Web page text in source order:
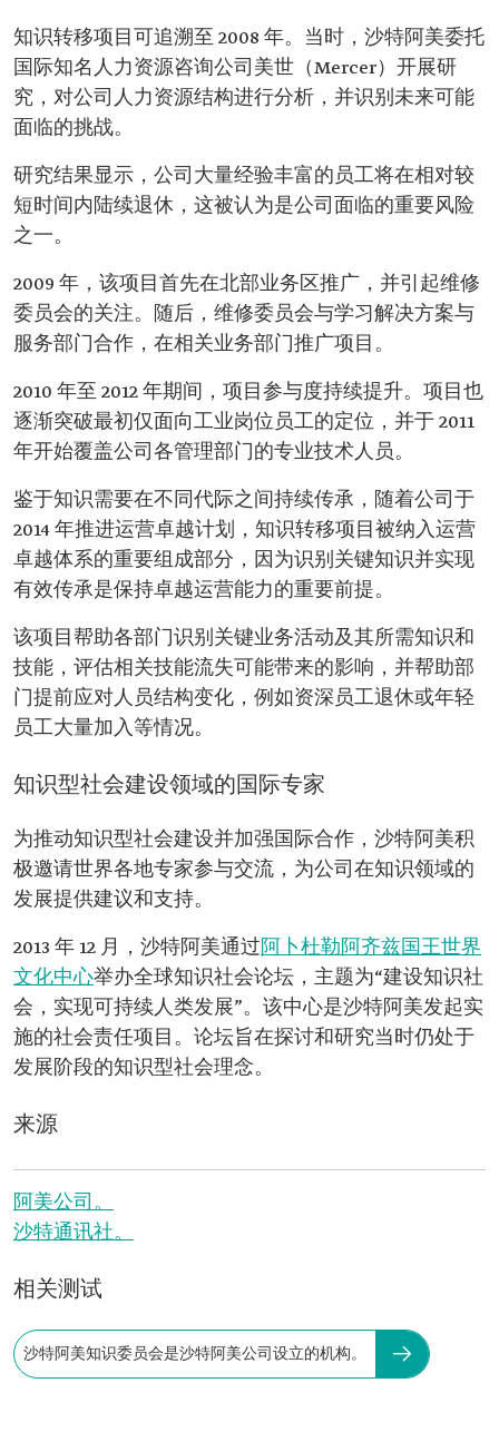
知识转移项目可追溯至 2008 年。当时，沙特阿美委托
国际知名人力资源咨询公司美世（Mercer）开展研
究，对公司人力资源结构进行分析，并识别未来可能
面临的挑战。
研究结果显示，公司大量经验丰富的员工将在相对较
短时间内陆续退休，这被认为是公司面临的重要风险
之一。
2009 年，该项目首先在北部业务区推广，并引起维修
委员会的关注。随后，维修委员会与学习解决方案与
服务部门合作，在相关业务部门推广项目。
2010 年至 2012 年期间，项目参与度持续提升。项目也
逐渐突破最初仅面向工业岗位员工的定位，并于 2011
年开始覆盖公司各管理部门的专业技术人员。
鉴于知识需要在不同代际之间持续传承，随着公司于
2014 年推进运营卓越计划，知识转移项目被纳入运营
卓越体系的重要组成部分，因为识别关键知识并实现
有效传承是保持卓越运营能力的重要前提。
该项目帮助各部门识别关键业务活动及其所需知识和
技能，评估相关技能流失可能带来的影响，并帮助部
门提前应对人员结构变化，例如资深员工退休或年轻
员工大量加入等情况。
知识型社会建设领域的国际专家
为推动知识型社会建设并加强国际合作，沙特阿美积
极邀请世界各地专家参与交流，为公司在知识领域的
发展提供建议和支持。
2013 年 12 月，沙特阿美通过阿卜杜勒阿齐兹国王世界
文化中心举办全球知识社会论坛，主题为“建设知识社
会，实现可持续人类发展”。该中心是沙特阿美发起实
施的社会责任项目。论坛旨在探讨和研究当时仍处于
发展阶段的知识型社会理念。
来源
阿美公司。
沙特通讯社。
相关测试
沙特阿美知识委员会是沙特阿美公司设立的机构。